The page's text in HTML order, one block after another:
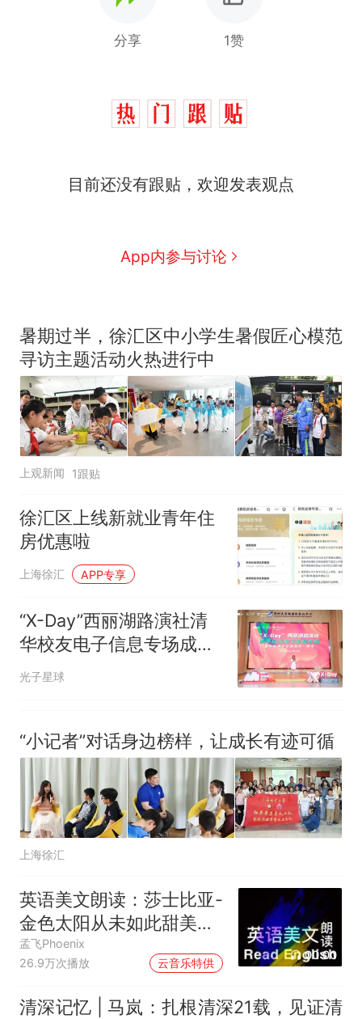
分享 1赞
目前还没有跟贴，欢迎发表观点
App内参与讨论
暑期过半，徐汇区中小学生暑假匠心模范
寻访主题活动火热进行中
上观新闻 1跟贴
徐汇区上线新就业青年住
房优惠啦
上海徐汇 APP专享
“X-Day”西丽湖路演社清
华校友电子信息专场成功
举办
光子星球
“小记者”对话身边榜样，让成长有迹可循
上海徐汇
英语美文朗读：莎士比亚-
金色太阳从未如此甜美吻
过
孟飞Phoenix
26.9万次播放
云音乐特供
00:00
清深记忆 | 马岚：扎根清深21载，见证清